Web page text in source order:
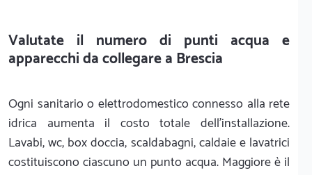
Valutate il numero di punti acqua e
apparecchi da collegare a Brescia
Ogni sanitario o elettrodomestico connesso alla rete
idrica aumenta il costo totale dell'installazione.
Lavabi, wc, box doccia, scaldabagni, caldaie e lavatrici
costituiscono ciascuno un punto acqua. Maggiore è il